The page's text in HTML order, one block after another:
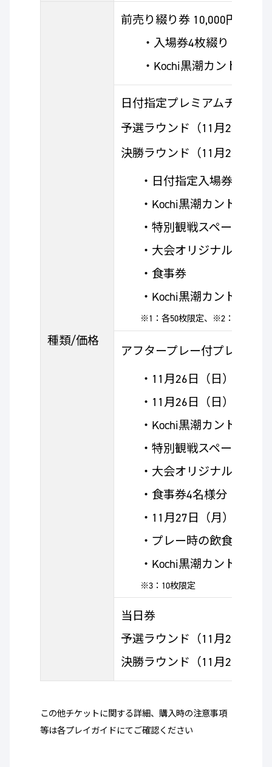
種類/価格
前売り綴り券 10,000円（税
・入場券4枚綴り
・Kochi黒潮カントリーク
日付指定プレミアムチケット
予選ラウンド（11月23日、
決勝ラウンド（11月25日、
・日付指定入場券:1枚（
・Kochi黒潮カントリー
・特別観戦スペース（
・大会オリジナルグッズ
・食事券
・Kochi黒潮カントリー
※1：各50枚限定、※2：各30枚限
アフタープレー付プレミア
・11月26日（日）限定
・11月26日（日）限定
・Kochi黒潮カントリー
・特別観戦スペース
・大会オリジナルグッ
・食事券4名様分
・11月27日（月）アフ
・プレー時の飲食代4名
・Kochi黒潮カントリー
※3：10枚限定
当日券
予選ラウンド（11月23日、
決勝ラウンド（11月25日、
この他チケットに関する詳細、購入時の注意事項
等は各プレイガイドにてご確認ください